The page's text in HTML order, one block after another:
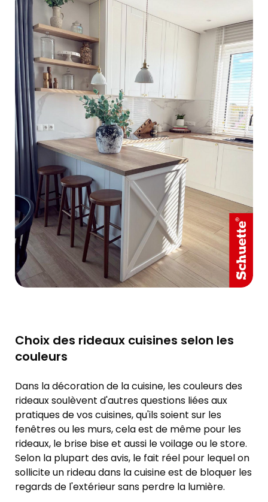
Choix des rideaux cuisines selon les
couleurs
Dans la décoration de la cuisine, les couleurs des
rideaux soulèvent d'autres questions liées aux
pratiques de vos cuisines, qu'ils soient sur les
fenêtres ou les murs, cela est de même pour les
rideaux, le brise bise et aussi le voilage ou le store.
Selon la plupart des avis, le fait réel pour lequel on
sollicite un rideau dans la cuisine est de bloquer les
regards de l'extérieur sans perdre la lumière.